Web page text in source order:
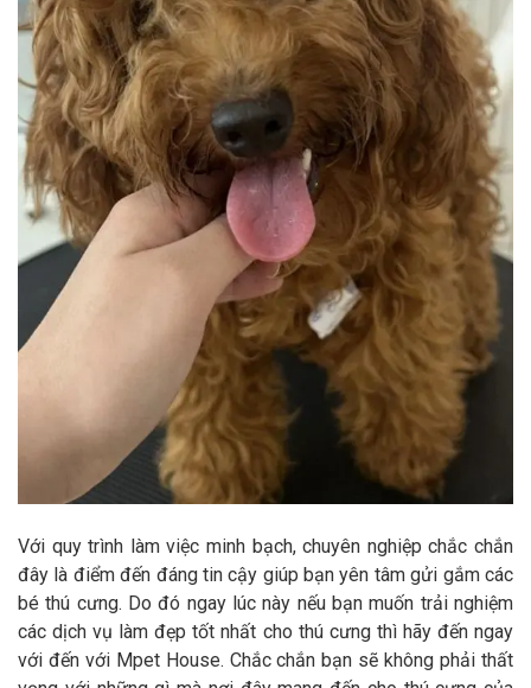
Với quy trình làm việc minh bạch, chuyên nghiệp chắc chắn
đây là điểm đến đáng tin cậy giúp bạn yên tâm gửi gắm các
bé thú cưng. Do đó ngay lúc này nếu bạn muốn trải nghiệm
các dịch vụ làm đẹp tốt nhất cho thú cưng thì hãy đến ngay
với đến với Mpet House. Chắc chắn bạn sẽ không phải thất